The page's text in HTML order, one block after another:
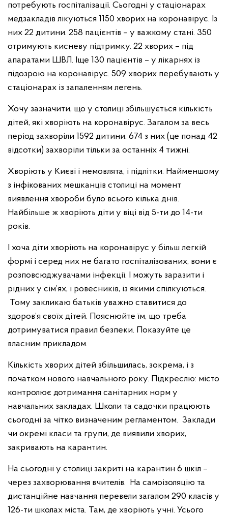
потребують госпіталізації. Сьогодні у стаціонарах
медзакладів лікуються 1150 хворих на коронавірус. Із
них 22 дитини. 258 пацієнтів – у важкому стані. 350
отримують кисневу підтримку. 22 хворих – під
апаратами ШВЛ. Іще 130 пацієнтів – у лікарнях із
підозрою на коронавірус. 509 хворих перебувають у
стаціонарах із запаленням легень.
Хочу зазначити, що у столиці збільшується кількість
дітей, які хворіють на коронавірус. Загалом за весь
період захворіли 1592 дитини. 674 з них (це понад 42
відсотки) захворіли тільки за останніх 4 тижні.
Хворіють у Києві і немовлята, і підлітки. Найменшому
з інфікованих мешканців столиці на момент
виявлення хвороби було всього кілька днів.
Найбільше ж хворіють діти у віці від 5-ти до 14-ти
років.
І хоча діти хворіють на коронавірус у більш легкій
формі і серед них не багато госпіталізованих, вони є
розповсюджувачами інфекції. І можуть заразити і
рідних у сім’ях, і ровесників, із якими спілкуються.
Тому закликаю батьків уважно ставитися до
здоров’я своїх дітей. Пояснюйте їм, що треба
дотримуватися правил безпеки. Показуйте це
власним прикладом.
Кількість хворих дітей збільшилась, зокрема, і з
початком нового навчального року. Підкреслю: місто
контролює дотримання санітарних норм у
навчальних закладах. Школи та садочки працюють
сьогодні за чітко визначеним регламентом. Заклади
чи окремі класи та групи, де виявили хворих,
закривають на карантин.
На сьогодні у столиці закриті на карантин 6 шкіл –
через захворювання вчителів. На самоізоляцію та
дистанційне навчання перевели загалом 290 класів у
126-ти школах міста. Там, де хворіють учні. Усього